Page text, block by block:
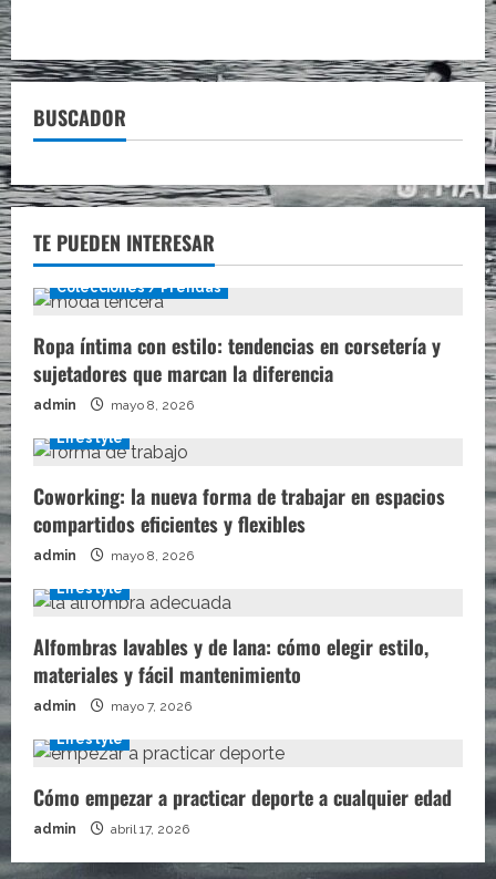
BUSCADOR
TE PUEDEN INTERESAR
Colecciones / Prendas
Ropa íntima con estilo: tendencias en corsetería y
sujetadores que marcan la diferencia
admin mayo 8, 2026
Lifestyle
Coworking: la nueva forma de trabajar en espacios
compartidos eficientes y flexibles
admin mayo 8, 2026
Lifestyle
Alfombras lavables y de lana: cómo elegir estilo,
materiales y fácil mantenimiento
admin mayo 7, 2026
Lifestyle
Cómo empezar a practicar deporte a cualquier edad
admin abril 17, 2026